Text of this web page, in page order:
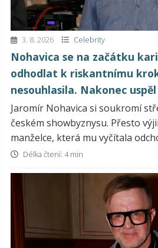
3. 8. 2026 Celebrity
Nohavica se na začátku
odhodlat k riskantnímu
nesouhlasila. Nakonec
Jaromír Nohavica si soukromí
českém showbyznysu. Přesto
manželce, která mu vyčítala
Délka čtení: 4 min